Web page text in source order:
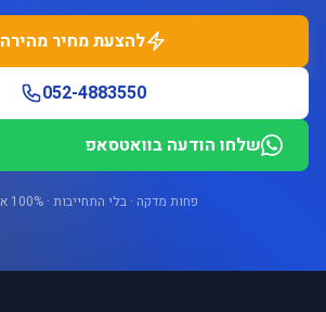
להצעת מחיר מהירה
052-4883550
שלחו הודעה בוואטסאפ
פחות מדקה · בלי התחייבות · 100% אחריות